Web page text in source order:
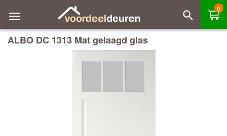
0
ALBO DC 1313 Mat gelaagd glas